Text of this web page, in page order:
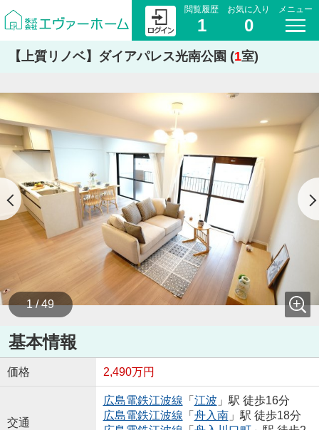
閲覧履歴
1
お気に入り
0
メニュー
【上質リノベ】ダイアパレス光南公園 (1室)
1 / 49
基本情報
価格 2,490万円
交通
広島電鉄江波線 「 江波 」駅 徒歩16分
広島電鉄江波線 「 舟入南」駅 徒歩18分